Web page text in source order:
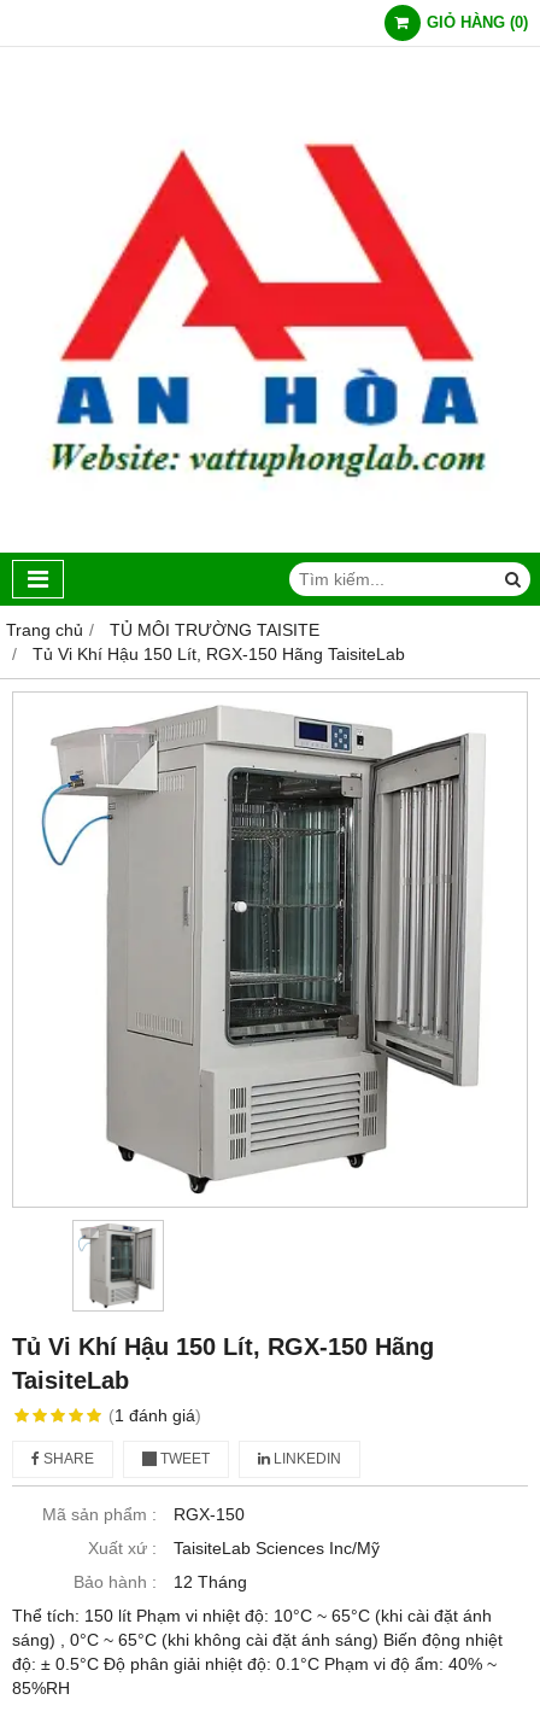
GIỎ HÀNG (0)
Trang chủ
TỦ MÔI TRƯỜNG TAISITE
Tủ Vi Khí Hậu 150 Lít, RGX-150 Hãng TaisiteLab
Tủ Vi Khí Hậu 150 Lít, RGX-150 Hãng
TaisiteLab
(1 đánh giá)
SHARE TWEET LINKEDIN
Mã sản phẩm :
RGX-150
Xuất xứ :
TaisiteLab Sciences Inc/Mỹ
Bảo hành :
12 Tháng
Thể tích: 150 lít Phạm vi nhiệt độ: 10°C ~ 65°C (khi cài đặt ánh
sáng) , 0°C ~ 65°C (khi không cài đặt ánh sáng) Biến động nhiệt
độ: ± 0.5°C Độ phân giải nhiệt độ: 0.1°C Phạm vi độ ẩm: 40% ~
85%RH